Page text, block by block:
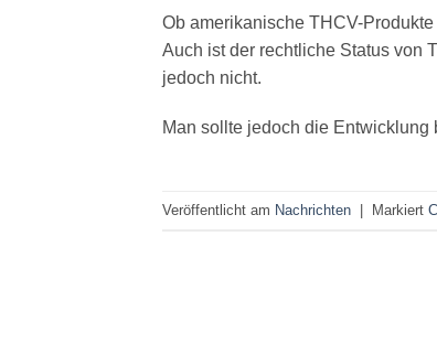
Ob amerikanische THCV-
Auch ist der rechtliche Status von
jedoch nicht.
Man sollte jedoch die
Veröffentlicht am Nachrichten | Markiert